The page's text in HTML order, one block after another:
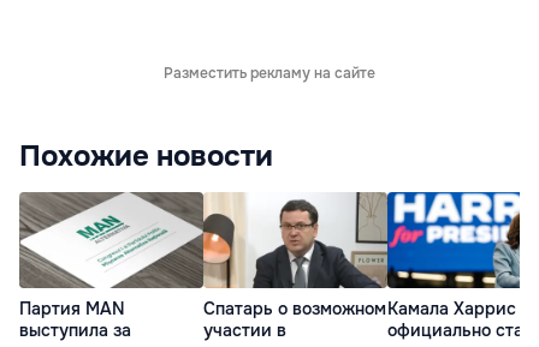
Разместить рекламу на сайте
Похожие новости
Партия MAN
выступила за
Спатарь о возможном
участии в
Камала Харрис
официально